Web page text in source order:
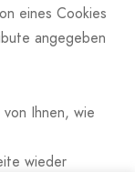
eines Cookies
angegeben
Ihnen, wie
wieder